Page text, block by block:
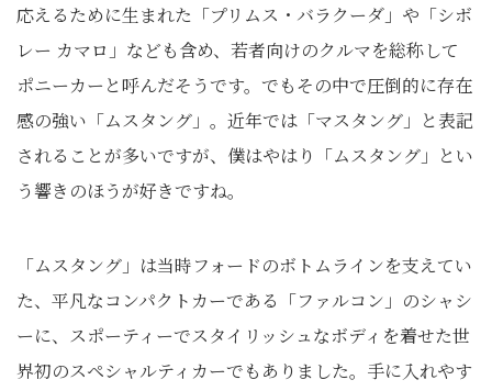
応えるために生まれた「プリムス・バラクーダ」や「シボ
レー カマロ」なども含め、若者向けのクルマを総称して
ポニーカーと呼んだそうです。でもその中で圧倒的に存在
感の強い「ムスタング」。近年では「マスタング」と表記
されることが多いですが、僕はやはり「ムスタング」とい
う響きのほうが好きですね。
「ムスタング」は当時フォードのボトムラインを支えてい
た、平凡なコンパクトカーである「ファルコン」のシャシ
ーに、スポーティーでスタイリッシュなボディを着せた世
界初のスペシャルティカーでもありました。手に入れやす